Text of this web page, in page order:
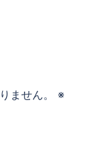
ません。
※